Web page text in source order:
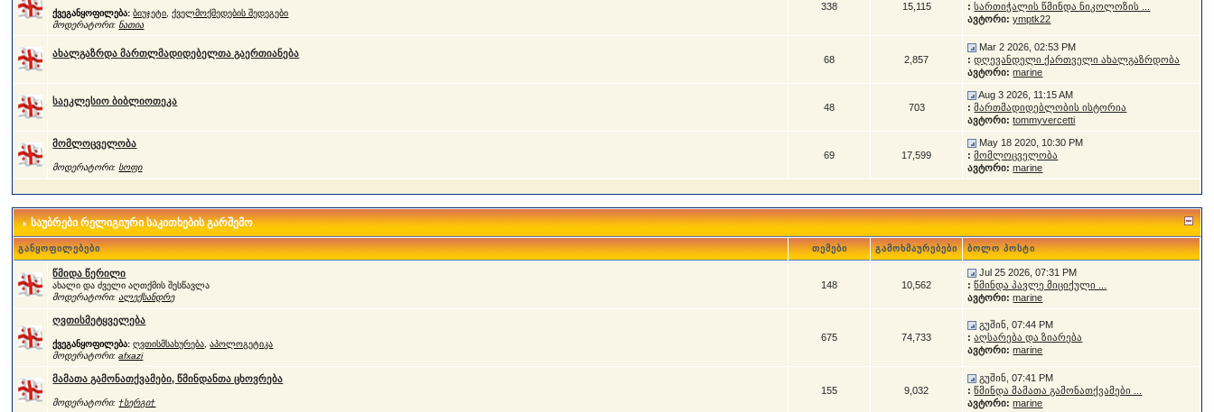
ქვეგანყოფილება: ბიუჯეტი ,ქველმოქმედების შედეგები
მოდერატორი: ნათია
338 15,115
: სართიჭალის წმინდა ნიკოლოზის ...
ავტორი: ymptk22
ახალგაზრდა მართლმადიდებელთა გაერთიანება
68 2,857
Mar 2 2026, 02:53 PM
: დღევანდელი ქართველი ახალგაზრდობა
ავტორი: marine
საეკლესიო ბიბლიოთეკა
48 703
Aug 3 2026, 11:15 AM
: მართმადიდებლობის ისტორია
ავტორი: tommyvercetti
მომლოცველობა
მოდერატორი: სოფი
69 17,599
May 18 2020, 10:30 PM
: მომლოცველობა
ავტორი: marine
საუბრები რელიგიური საკითხების გარშემო
განყოფილებები თემები გამოხმაურებები ბოლო პოსტი
წმიდა წერილი
ახალი და ძველი აღთქმის შესწავლა
მოდერატორი: ალექსანდრე
148 10,562
Jul 25 2026, 07:31 PM
: წმინდა პავლე მიციქული ...
ავტორი: marine
ღვთისმეტყველება
ქვეგანყოფილება: ღვთისმსახურება ,აპოლოგეტიკა
მოდერატორი:afxazi
675 74,733
გუშინ, 07:44 PM
: აღსარება და ზიარება
ავტორი: marine
მამათა გამონათქვამები, წმინდანთა ცხოვრება
მოდერატორი: †სერგი†
155 9,032
გუშინ, 07:41 PM
: წმინდა მამათა გამონათქვამები ...
ავტორი: marine